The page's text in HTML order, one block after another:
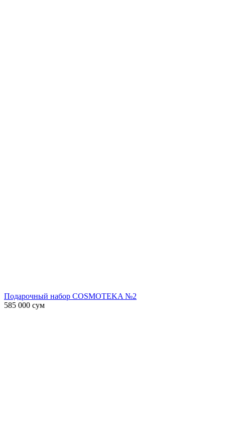
Подарочный набор COSMOTEKA №2
585 000 сум